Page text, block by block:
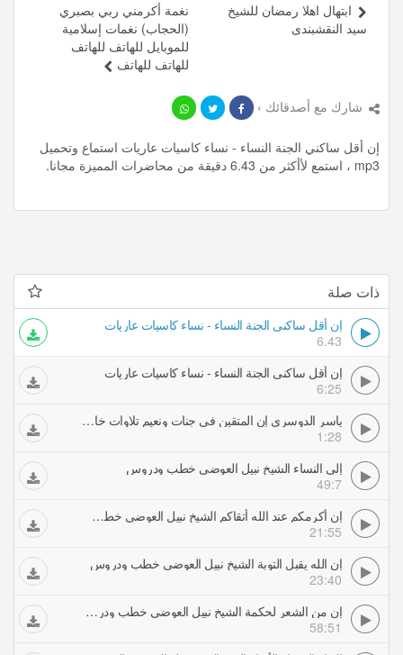
نغمة أكرمني ربي بصبري
(الحجاب) نغمات إسلامية
للموبايل للهاتف للهاتف
للهاتف للهاتف
ابتهال اهلا رمضان للشيخ
سيد النقشبندى
شارك مع أصدقائك ›
إن أقل ساكني الجنة النساء - نساء كاسيات عاريات استماع وتحميل
mp3 ، استمع لأأكثر من 6.43 دقيقة من محاضرات المميزة مجانا.
ذات صلة
إن أقل ساكني الجنة النساء - نساء كاسيات عاريات
6.43
إن أقل ساكني الجنة النساء - نساء كاسيات عاريات
6:25
ياسر الدوسري إن المتقين في جنات ونعيم تلاوات خاشعة
1:28
إلى النساء الشيخ نبيل العوضي خطب ودروس
49:7
إن أكرمكم عند الله أتقاكم الشيخ نبيل العوضي خطب ودروس
21:55
إن الله يقبل التوبة الشيخ نبيل العوضي خطب ودروس
23:40
إن من الشعر لحكمة الشيخ نبيل العوضي خطب ودروس
58:51